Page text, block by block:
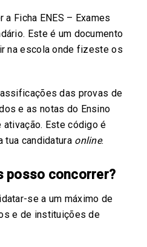
Ficha ENES – Exames
Este é um documento
na escola onde fizeste os
das provas de
e as notas do Ensino
ativação. Este código é
tua candidatura online.
posso concorrer?
se a um máximo de
e de instituições de